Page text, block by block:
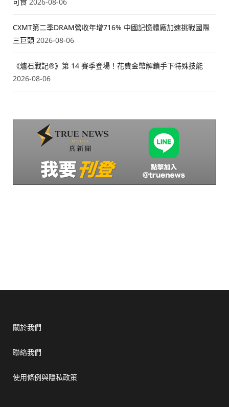
CXMT第二季DRAM營收年增716% 中國記憶體廠加速挑戰國際
三巨頭 2026-08-06
《爐石戰記®》第 14 賽季登場！花費金幣解鎖手下特殊技能
2026-08-06
關於我們
聯絡我們
使用條例與隱私政策